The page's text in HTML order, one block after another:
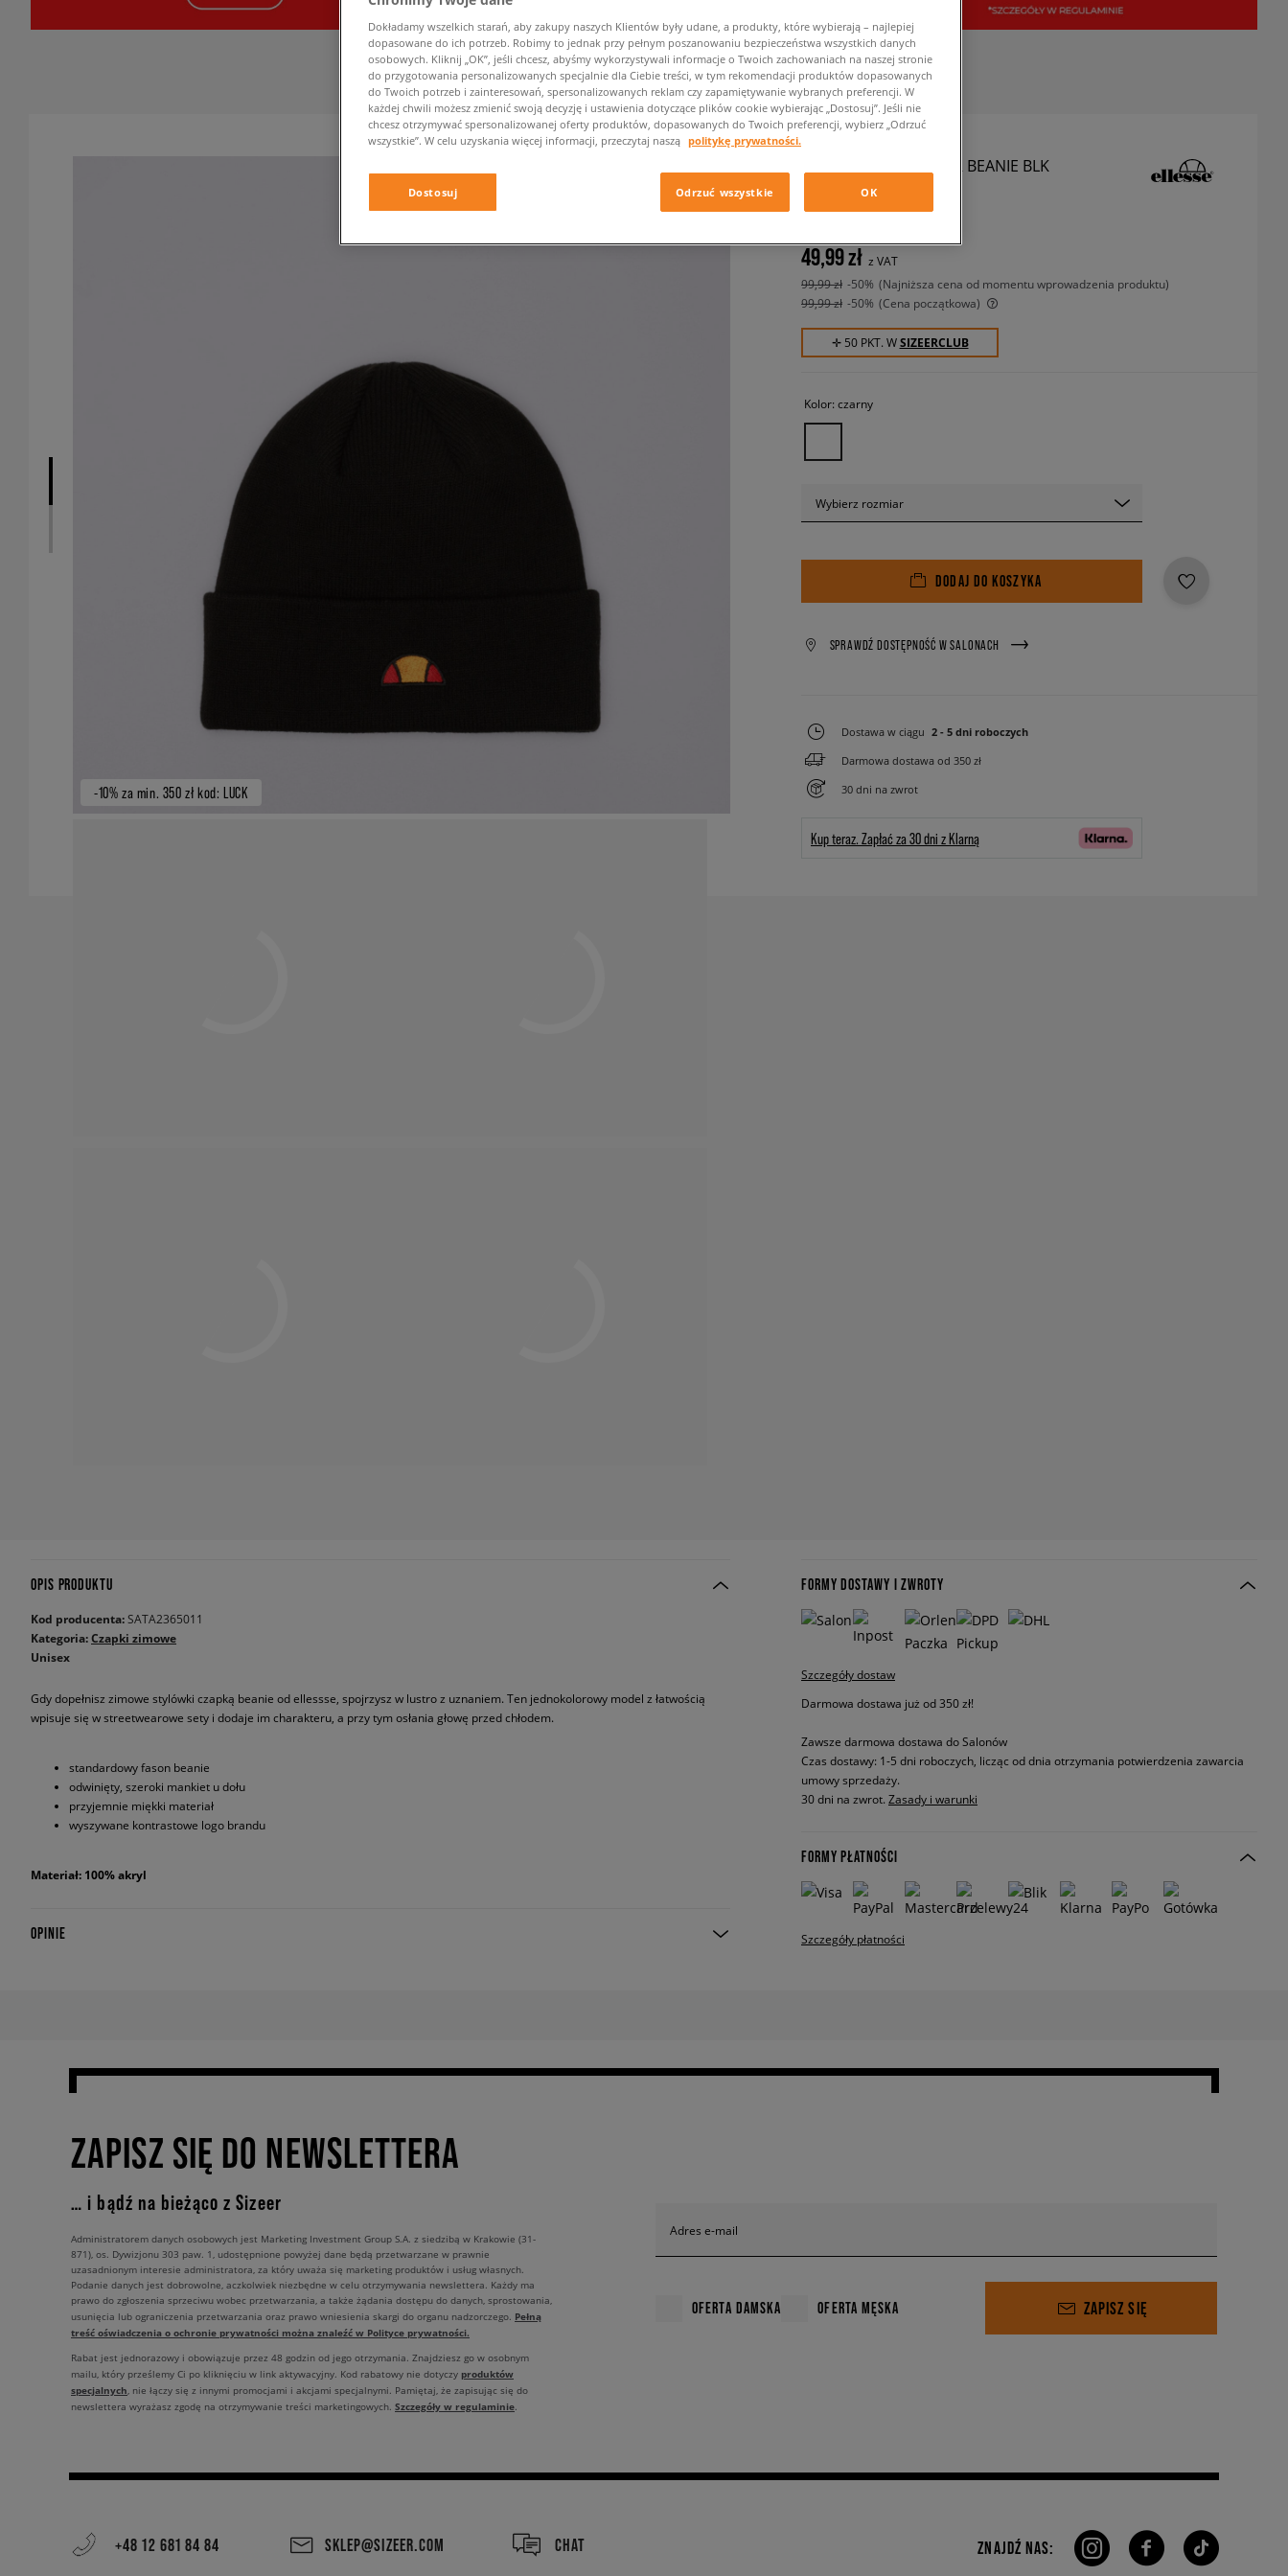
-10% za min. 350 zł kod: LUCK
ELLESSE CZAPKA THAR BEANIE BLK
unisex, czapki zimowe
49,99 zł z VAT
99,99 zł -50%
(najniższa cena od momentu wprowadzenia produktu)
99,99 zł -50% (Cena początkowa)
✛ 50 PKT. WSIZEERCLUB
Kolor: czarny
Wybierz rozmiar
DODAJ DO KOSZYKA
SPRAWDŹ DOSTĘPNOŚĆ W SALONACH
Dostawa w ciągu 2 - 5 dni roboczych
Darmowa dostawa od 350 zł
30 dni na zwrot
Kup teraz. Zapłać za 30 dni z Klarną
OPIS PRODUKTU
Kod producenta:SATA2365011
Kategoria:Czapki zimowe
Unisex
Gdy dopełnisz zimowe stylówki czapką beanie od ellessse, spojrzysz w lustro z uznaniem. Ten jednokolorowy model z łatwością
wpisuje się w streetwearowe sety i dodaje im charakteru, a przy tym osłania głowę przed chłodem.
standardowy fason beanie
odwinięty, szeroki mankiet u dołu
przyjemnie miękki materiał
wyszywane kontrastowe logo brandu
Materiał: 100% akryl
OPINIE
FORMY DOSTAWY I ZWROTY
Szczegóły dostaw
Darmowa dostawa już od 350 zł!
Zawsze darmowa dostawa do Salonów
Czas dostawy: 1-5 dni roboczych, licząc od dnia otrzymania potwierdzenia zawarcia
umowy sprzedaży.
30 dni na zwrot. Zasady i warunki
FORMY PŁATNOŚCI
Szczegóły płatności
ZAPISZ SIĘ DO NEWSLETTERA
… i bądź na bieżąco z Sizeer
Adres e-mail
OFERTA DAMSKA OFERTA MĘSKA ZAPISZ SIĘ
Administratorem danych osobowych jest Marketing Investment Group S.A. z siedzibą w Krakowie (31-
871), os. Dywizjonu 303 paw. 1, udostępnione powyżej dane będą przetwarzane w prawnie
uzasadnionym interesie administratora, za który uważa się marketing produktów i usług własnych.
Podanie danych jest dobrowolne, aczkolwiek niezbędne w celu otrzymywania newslettera. Każdy ma
prawo do zgłoszenia sprzeciwu wobec przetwarzania, a także żądania dostępu do danych, sprostowania,
usunięcia lub ograniczenia przetwarzania oraz prawo wniesienia skargi do organu nadzorczego. Pełną
treść oświadczenia o ochronie prywatności można znaleźć w Polityce prywatności.
Rabat jest jednorazowy i obowiązuje przez 48 godzin od jego otrzymania. Znajdziesz go w osobnym
mailu, który prześlemy Ci po kliknięciu w link aktywacyjny. Kod rabatowy nie dotyczy produktów
specjalnych, nie łączy się z innymi promocjami i akcjami specjalnymi. Pamiętaj, że zapisując się do
newslettera wyrażasz zgodę na otrzymywanie treści marketingowych. Szczegóły w regulaminie.
+48 12 681 84 84 SKLEP@SIZEER.COM CHAT ZNAJDŹ NAS:
Dokładamy wszelkich starań, aby zakupy naszych Klientów były udane, a produkty, które wybierają – najlepiej
dopasowane do ich potrzeb. Robimy to jednak przy pełnym poszanowaniu bezpieczeństwa wszystkich danych
osobowych. Kliknij „OK”, jeśli chcesz, abyśmy wykorzystywali informacje o Twoich zachowaniach na naszej stronie
do przygotowania personalizowanych specjalnie dla Ciebie treści, w tym rekomendacji produktów dopasowanych
do Twoich potrzeb i zainteresowań, spersonalizowanych reklam czy zapamiętywanie wybranych preferencji. W
każdej chwili możesz zmienić swoją decyzję i ustawienia dotyczące plików cookie wybierając „Dostosuj”. Jeśli nie
chcesz otrzymywać spersonalizowanej oferty produktów, dopasowanych do Twoich preferencji, wybierz „Odrzuć
wszystkie”. W celu uzyskania więcej informacji, przeczytaj naszą politykę prywatności.
Dostosuj Odrzuć wszystkie OK